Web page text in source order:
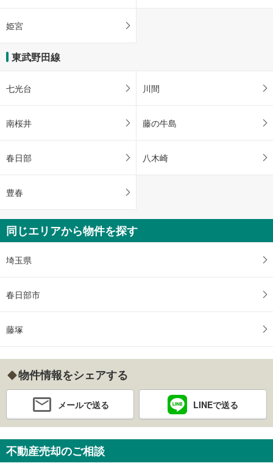
姫宮
東武野田線
七光台 川間
南桜井 藤の牛島
春日部 八木崎
豊春
同じエリアから物件を探す
埼玉県
春日部市
藤塚
物件情報をシェアする
メールで送る LINEで送る
不動産売却のご相談